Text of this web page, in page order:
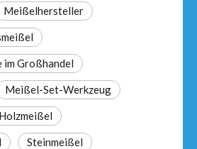
Meißelhersteller
Großhandel
Meißel-Set-Werkzeug
Steinmeißel